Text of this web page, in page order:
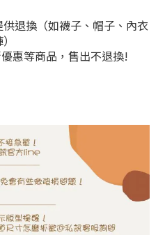
退換（如襪子、帽子、內衣
）
惠等商品，售出不退換!